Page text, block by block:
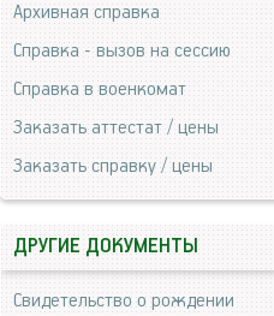
Архивная справка
Справка - вызов на сессию
Справка в военкомат
Заказать аттестат / цены
Заказать справку / цены
ДРУГИЕ ДОКУМЕНТЫ
Свидетельство о рождении